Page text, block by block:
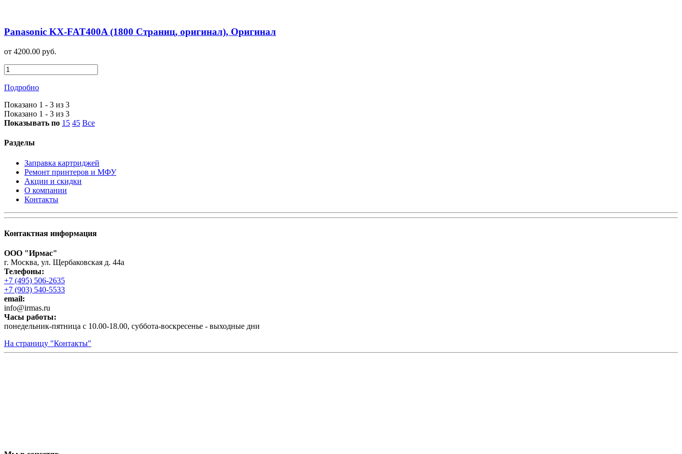
Panasonic KX-FAT400A (1800 Страниц, оригинал), Оригинал
от 4200.00 руб.
Подробно
Показано 1 - 3 из 3
Показано 1 - 3 из 3
Показывать по 15 45 Все
Разделы
Заправка картриджей
Ремонт принтеров и МФУ
Акции и скидки
О компании
Контакты
Контактная информация
ООО "Ирмас"
г. Москва, ул. Щербаковская д. 44а
Телефоны:
+7 (495) 506-2635
+7 (903) 540-5533
email:
infо@irmas.ru
Часы работы:
понедельник-пятница с 10.00-18.00, суббота-воскресенье - выходные дни
На страницу "Контакты"